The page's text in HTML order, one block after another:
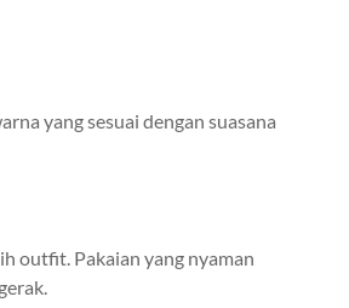
yang sesuai dengan suasana
outfit. Pakaian yang nyaman